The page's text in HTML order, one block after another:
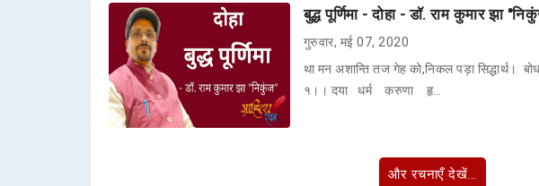
बुद्ध पूर्णिमा - दोहा - डॉ. राम कुमार झा
गुरुवार, मई 07, 2020
था मन अशान्ति तज गेह को,निकल पड़ा सिद्धार्थ।
१।। दया धर्म करुणा हृ…
और रचनाएँ देखें...